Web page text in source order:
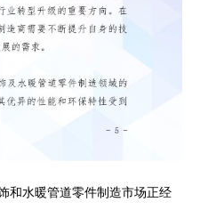
和水暖管道零件制造市场正经